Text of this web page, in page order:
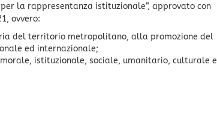
la rappresentanza istituzionale”, approvato con
ovvero:
del territorio metropolitano, alla promozione del
ed internazionale;
istituzionale, sociale, umanitario, culturale e